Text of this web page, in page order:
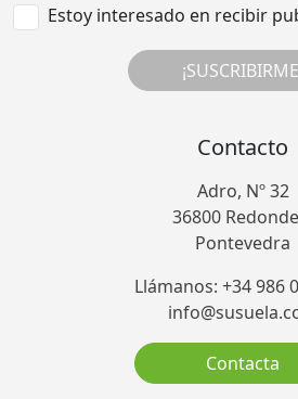
Estoy interesado en recibir
Contacto
Adro, Nº 32
36800
Pontevedra
Llámanos: +34 986
Contacta